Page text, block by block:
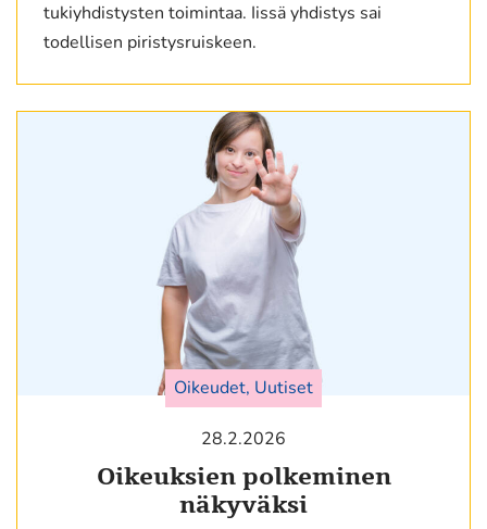
tukiyhdistysten toimintaa. Iissä yhdistys sai
todellisen piristysruiskeen.
Oikeudet, Uutiset
28.2.2026
Oikeuksien polkeminen
näkyväksi